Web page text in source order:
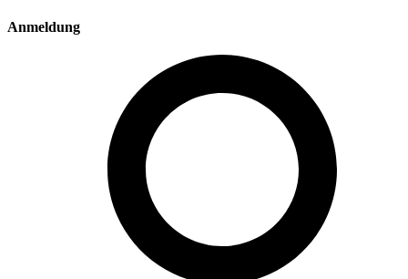
Anmeldung